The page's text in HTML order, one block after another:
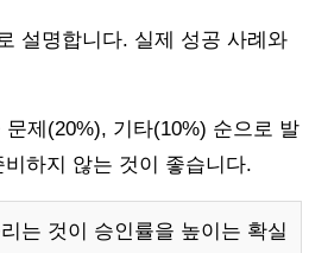
설명합니다. 실제 성공 사례와
제(20%), 기타(10%) 순으로 발
하지 않는 것이 좋습니다.
는 것이 승인률을 높이는 확실